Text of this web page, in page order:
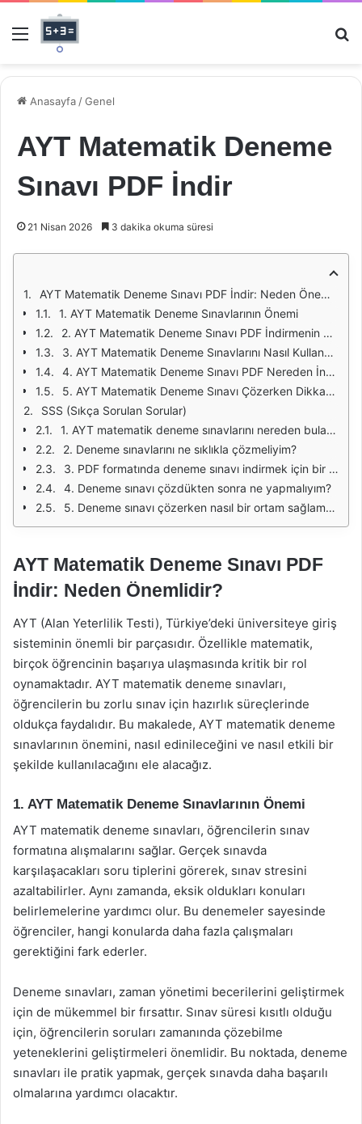
Menü
Anasayfa /Genel
AYT Matematik Deneme
Sınavı PDF İndir
21 Nisan 2026 3 dakika okuma süresi
AYT Matematik Deneme Sınavı PDF İndir: Neden Önemlidir?
1. AYT Matematik Deneme Sınavlarının Önemi
2. AYT Matematik Deneme Sınavı PDF İndirmenin Avantajları
3. AYT Matematik Deneme Sınavlarını Nasıl Kullanmalıyız?
4. AYT Matematik Deneme Sınavı PDF Nereden İndirilir?
5. AYT Matematik Deneme Sınavı Çözerken Dikkat Edilmesi Gerekenler
SSS (Sıkça Sorulan Sorular)
1. AYT matematik deneme sınavlarını nereden bulabilirim?
2. Deneme sınavlarını ne sıklıkla çözmeliyim?
3. PDF formatında deneme sınavı indirmek için bir ücret ödemem gerekir mi?
4. Deneme sınavı çözdükten sonra ne yapmalıyım?
5. Deneme sınavı çözerken nasıl bir ortam sağlamalıyım?
AYT Matematik Deneme Sınavı PDF
İndir: Neden Önemlidir?
AYT (Alan Yeterlilik Testi), Türkiye’deki üniversiteye giriş
sisteminin önemli bir parçasıdır. Özellikle matematik,
birçok öğrencinin başarıya ulaşmasında kritik bir rol
oynamaktadır. AYT matematik deneme sınavları,
öğrencilerin bu zorlu sınav için hazırlık süreçlerinde
oldukça faydalıdır. Bu makalede, AYT matematik deneme
sınavlarının önemini, nasıl edinileceğini ve nasıl etkili bir
şekilde kullanılacağını ele alacağız.
1. AYT Matematik Deneme Sınavlarının Önemi
AYT matematik deneme sınavları, öğrencilerin sınav
formatına alışmalarını sağlar. Gerçek sınavda
karşılaşacakları soru tiplerini görerek, sınav stresini
azaltabilirler. Aynı zamanda, eksik oldukları konuları
belirlemelerine yardımcı olur. Bu denemeler sayesinde
öğrenciler, hangi konularda daha fazla çalışmaları
gerektiğini fark ederler.
Deneme sınavları, zaman yönetimi becerilerini geliştirmek
için de mükemmel bir fırsattır. Sınav süresi kısıtlı olduğu
için, öğrencilerin soruları zamanında çözebilme
yeteneklerini geliştirmeleri önemlidir. Bu noktada, deneme
sınavları ile pratik yapmak, gerçek sınavda daha başarılı
olmalarına yardımcı olacaktır.